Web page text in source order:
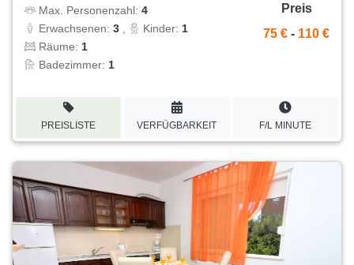
Max. Personenzahl: 4
Erwachsenen: 3 Kinder: 1
Räume: 1
Badezimmer: 1
Preis
75 € - 110 €
PREISLISTE VERFÜGBARKEIT F/L MINUTE